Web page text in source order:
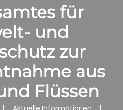
für
und
zur
aus
Flüssen
Aktuelle Informationen